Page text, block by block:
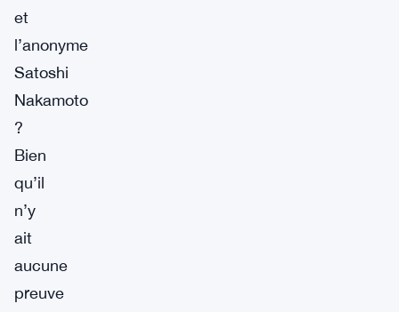
et
l’anonyme
Satoshi
Nakamoto
?
Bien
qu’il
n’y
ait
aucune
preuve